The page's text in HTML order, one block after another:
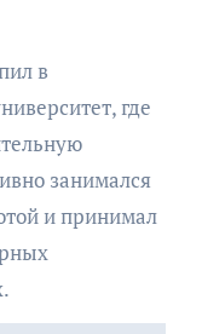
в
где
занимался
и принимал